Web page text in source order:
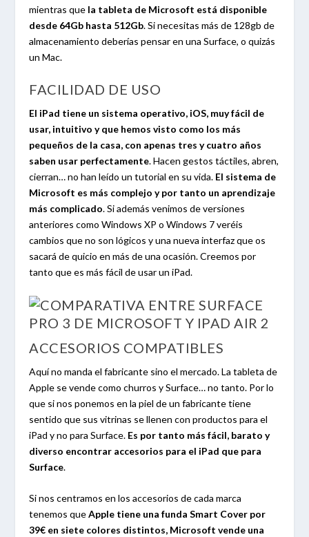
mientras que la tableta de Microsoft está disponible
desde 64Gb hasta 512Gb. Si necesitas más de 128gb de
almacenamiento deberías pensar en una Surface, o quizás
un Mac.
FACILIDAD DE USO
El iPad tiene un sistema operativo, iOS, muy fácil de
usar, intuitivo y que hemos visto como los más
pequeños de la casa, con apenas tres y cuatro años
saben usar perfectamente. Hacen gestos táctiles, abren,
cierran… no han leído un tutorial en su vida. El sistema de
Microsoft es más complejo y por tanto un aprendizaje
más complicado. Si además venimos de versiones
anteriores como Windows XP o Windows 7 veréis
cambios que no son lógicos y una nueva interfaz que os
sacará de quicio en más de una ocasión. Creemos por
tanto que es más fácil de usar un iPad.
ACCESORIOS COMPATIBLES
Aquí no manda el fabricante sino el mercado. La tableta de
Apple se vende como churros y Surface… no tanto. Por lo
que si nos ponemos en la piel de un fabricante tiene
sentido que sus vitrinas se llenen con productos para el
iPad y no para Surface. Es por tanto más fácil, barato y
diverso encontrar accesorios para el iPad que para
Surface.
Si nos centramos en los accesorios de cada marca
tenemos queApple tiene una funda Smart Cover por
39€ en siete colores distintos, Microsoft vende una